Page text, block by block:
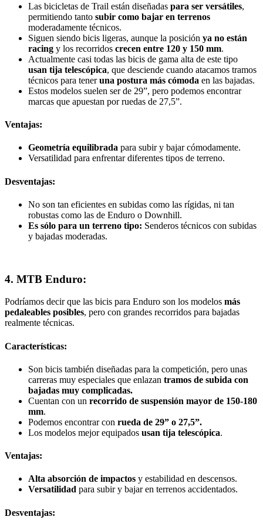
Las bicicletas de Trail están diseñadas para ser versátiles,
permitiendo tanto subir como bajar en terrenos
moderadamente técnicos.
Siguen siendo bicis ligeras, aunque la posición ya no están
racing y los recorridos crecen entre 120 y 150 mm.
Actualmente casi todas las bicis de gama alta de este tipo
usan tija telescópica, que desciende cuando atacamos tramos
técnicos para teneruna postura más cómoda en las bajadas.
Estos modelos suelen ser de 29”, pero podemos encontrar
marcas que apuestan por ruedas de 27,5”.
Ventajas:
Geometría equilibrada para subir y bajar cómodamente.
Versatilidad para enfrentar diferentes tipos de terreno.
Desventajas:
No son tan eficientes en subidas como las rígidas, ni tan
robustas como las de Enduro o Downhill.
Es sólo para un terreno tipo: Senderos técnicos con subidas
y bajadas moderadas.
4. MTB Enduro:
Podríamos decir que las bicis para Enduro son los modelos más
pedaleables posibles, pero con grandes recorridos para bajadas
realmente técnicas.
Características:
Son bicis también diseñadas para la competición, pero unas
carreras muy especiales que enlazan tramos de subida con
bajadas muy complicadas.
Cuentan con un recorrido de suspensión mayor de 150-180
mm.
Podemos encontrar con rueda de 29” o 27,5”.
Los modelos mejor equipados usan tija telescópica.
Ventajas:
Alta absorción de impactos y estabilidad en descensos.
Versatilidad para subir y bajar en terrenos accidentados.
Desventajas: